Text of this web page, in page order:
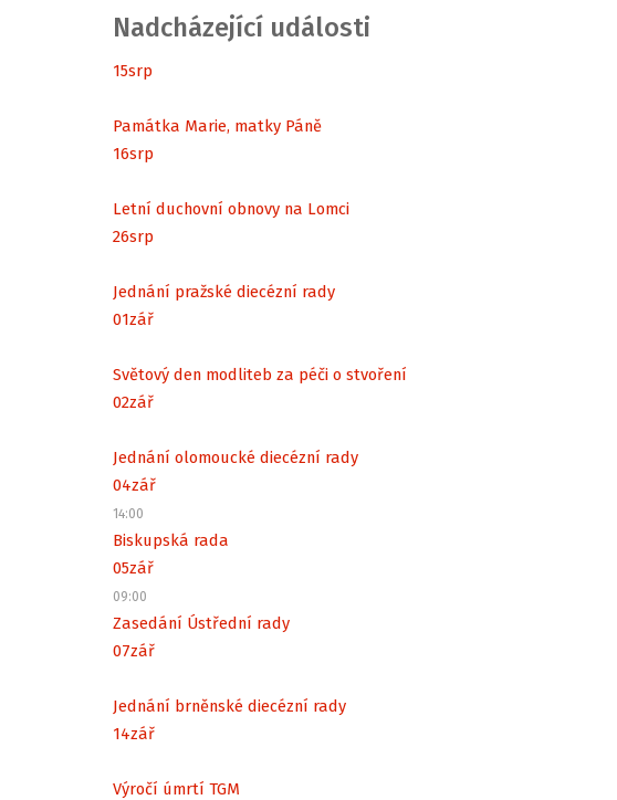
Nadcházející události
15srp
Památka Marie, matky Páně
16srp
Letní duchovní obnovy na Lomci
26srp
Jednání pražské diecézní rady
01zář
Světový den modliteb za péči o stvoření
02zář
Jednání olomoucké diecézní rady
04zář
14:00
Biskupská rada
05zář
09:00
Zasedání Ústřední rady
07zář
Jednání brněnské diecézní rady
14zář
Výročí úmrtí TGM